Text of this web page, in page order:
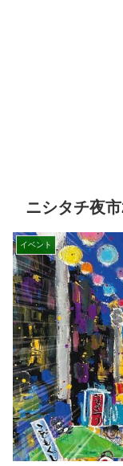
ニシタチ夜
イベント